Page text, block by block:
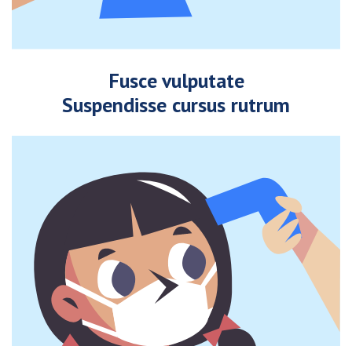
Fusce vulputate
Suspendisse cursus rutrum